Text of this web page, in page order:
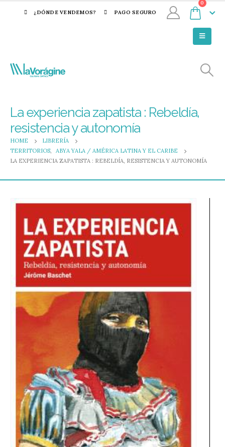
¿DÓNDE VENDEMOS? PAGO SEGURO
0
La experiencia zapatista : Rebeldía,
resistencia y autonomía
HOME
LIBRERÍA
TERRITORIOS,
ABYA YALA / AMÉRICA LATINA Y EL CARIBE
LA EXPERIENCIA ZAPATISTA : REBELDÍA, RESISTENCIA Y AUTONOMÍA